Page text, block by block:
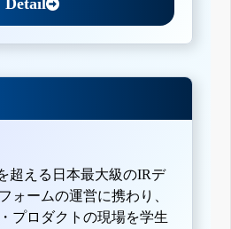
Detail
超える日本最大級のIRデ
ォームの運営に携わり、
プロダクトの現場を学生